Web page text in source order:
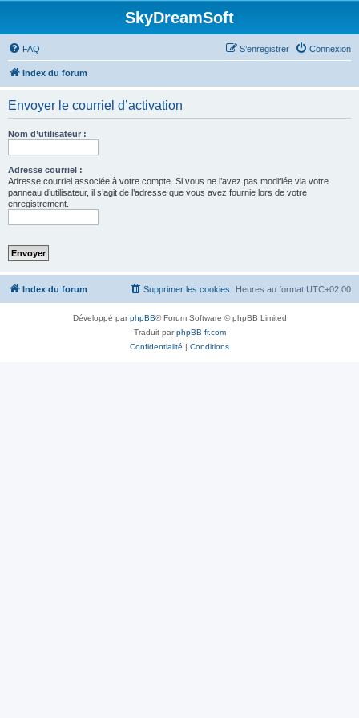
SkyDreamSoft
FAQ Connexion
S’enregistrer
Index du forum
Envoyer le courriel d’activation
Nom d’utilisateur :
Adresse courriel :
Adresse courriel associée à votre compte. Si vous ne l’avez pas modifiée via votre
panneau d’utilisateur, il s’agit de l’adresse que vous avez fournie lors de votre
enregistrement.
Index du forum Heures au format UTC+02:00
Supprimer les cookies
Développé parphpBB® Forum Software © phpBB Limited
Traduit parphpBB-fr.com
Confidentialité | Conditions